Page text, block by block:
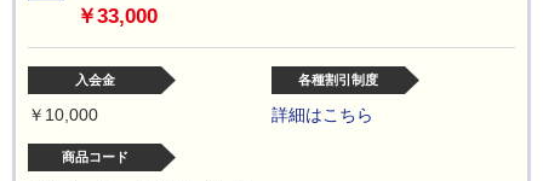
￥33,000
入会金
￥10,000
各種割引制度
詳細はこちら
商品コード